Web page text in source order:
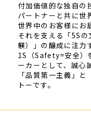
付加価値的な独自の
パートナーと共に
世界中のお客様にお
それを支える「5Sの
躾）」の醸成に注力
1S（Safety=安全）
ーカーとして、誠心
「品質第一主義」
トーです。